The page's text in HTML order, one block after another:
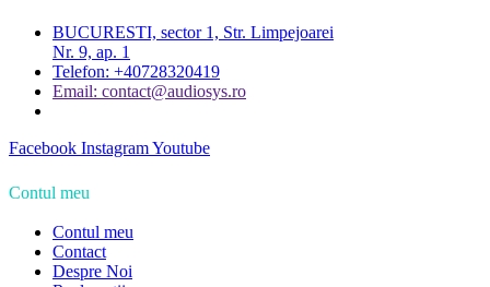
BUCURESTI, sector 1, Str. Limpejoarei
Nr. 9, ap. 1
Telefon: +40728320419
Email: contact@audiosys.ro
Facebook InstagramYoutube
Contul meu
Contul meu
Contact
Despre Noi